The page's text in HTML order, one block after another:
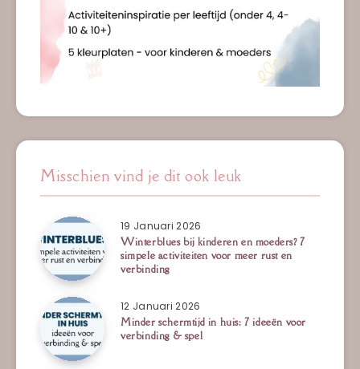
Misschien vind je dit ook leuk
19 Januari 2026
Winterblues bij kinderen en moeders? 7
simpele activiteiten voor meer rust en
verbinding
12 Januari 2026
Minder schermtijd in huis: 7 ideeën voor
verbinding & spel